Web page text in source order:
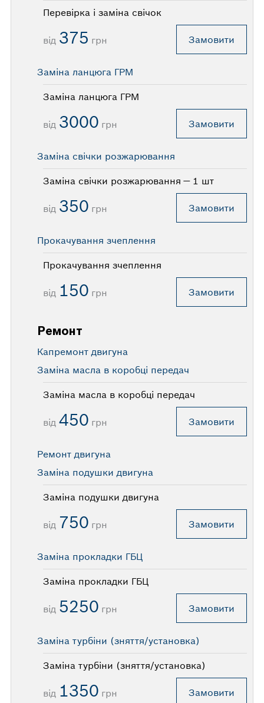
Перевірка і заміна свічок
від 375 грн Замовити
Заміна ланцюга ГРМ
Заміна ланцюга ГРМ
від 3000 грн Замовити
Заміна свiчки розжарювання
Заміна свiчки розжарювання — 1 шт
від 350 грн Замовити
Прокачування зчеплення
Прокачування зчеплення
від 150 грн Замовити
Ремонт
Капремонт двигуна
Заміна масла в коробці передач
Заміна масла в коробці передач
від450 грн Замовити
Ремонт двигуна
Заміна подушки двигуна
Заміна подушки двигуна
від 750 грн Замовити
Заміна прокладки ГБЦ
Заміна прокладки ГБЦ
від 5250 грн Замовити
Заміна турбіни (зняття/установка)
Заміна турбіни (зняття/установка)
від 1350 грн Замовити